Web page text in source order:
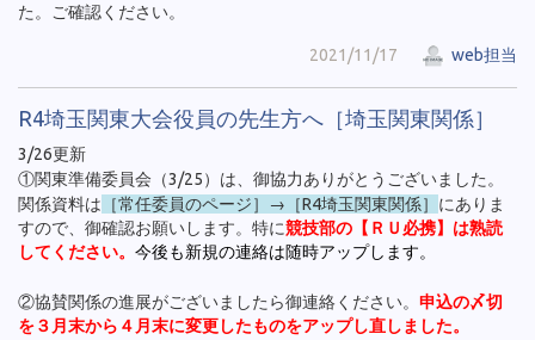
た。ご確認ください。
2021/11/17 web担当
R4埼玉関東大会役員の先生方へ［埼玉関東関係］
3/26更新
①関東準備委員会（3/25）は、御協力ありがとうございました。
関係資料は ［常任委員のページ］→［R4埼玉関東関係］ にありま
すので、御確認お願いします。特に競技部の【ＲＵ必携】は熟読
してください。 今後も新規の連絡は随時アップします。
②協賛関係の進展がございましたら御連絡ください。 申込の〆切
を３月末から４月末に変更したものをアップし直しました。